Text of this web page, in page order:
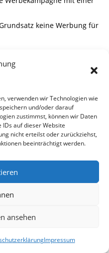
verwenden wir Technologien wie
und/oder darauf
zustimmst, können wir Daten
auf dieser Website
nicht erteilst oder zurückziehst,
beeinträchtigt werden.
ansehen
Impressum
keine Werbung für
auf ihren Fahrzeugen
Ablehnung dieser
ab“